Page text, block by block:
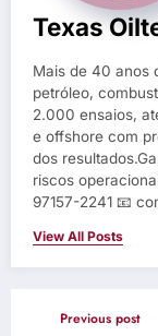
Texas
Mais de 40 anos
petróleo,
2.000 ensaios,
e offshore com
dos
riscos
97157-2241 📧
View All Posts
Previous post